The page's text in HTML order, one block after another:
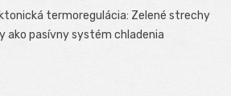
termoregulácia: Zelené strechy
ako pasívny systém chladenia